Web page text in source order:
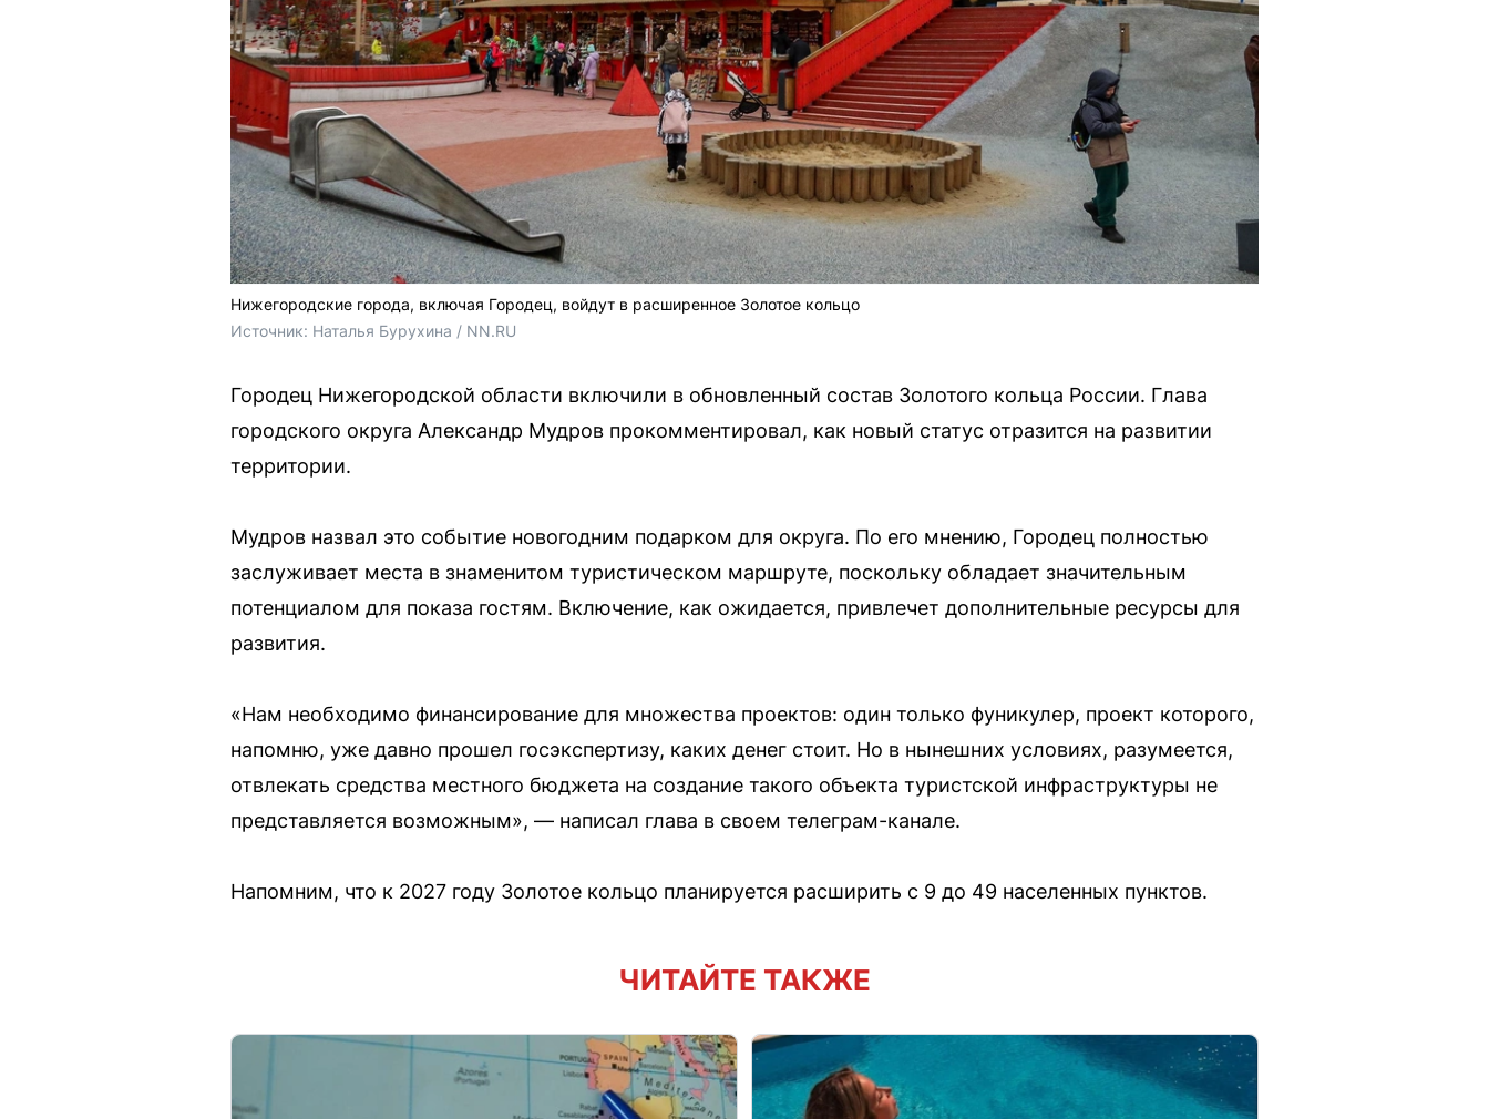
Нижегородские города, включая Городец, войдут в расширенное Золотое кольцо
Источник: Наталья Бурухина / NN.RU
Городец Нижегородской области включили в обновленный состав Золотого кольца России. Глава
городского округа Александр Мудров прокомментировал, как новый статус отразится на развитии
территории.
Мудров назвал это событие новогодним подарком для округа. По его мнению, Городец полностью
заслуживает места в знаменитом туристическом маршруте, поскольку обладает значительным
потенциалом для показа гостям. Включение, как ожидается, привлечет дополнительные ресурсы для
развития.
«Нам необходимо финансирование для множества проектов: один только фуникулер, проект которого,
напомню, уже давно прошел госэкспертизу, каких денег стоит. Но в нынешних условиях, разумеется,
отвлекать средства местного бюджета на создание такого объекта туристской инфраструктуры не
представляется возможным», — написал глава в своем телеграм-канале.
Напомним, что к 2027 году Золотое кольцо планируется расширить с 9 до 49 населенных пунктов.
ЧИТАЙТЕ ТАКЖЕ